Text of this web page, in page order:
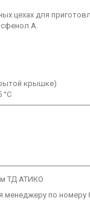
цехах для
А.
крышке)
°С
ТД АТИКО
менеджеру по номеру